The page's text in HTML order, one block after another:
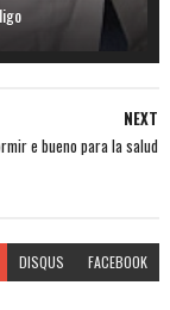
NEXT
e bueno para la salud
DISQUS FACEBOOK